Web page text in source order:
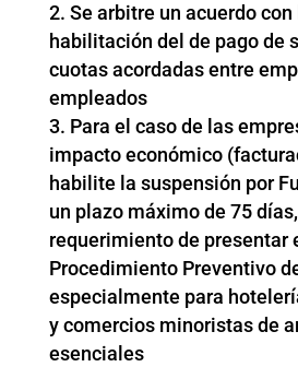
Se arbitre un acuerdo con
habilitación del de pago de
cuotas acordadas entre
empleados
Para el caso de las
impacto económico
habilite la suspensión por
un plazo máximo de 75
requerimiento de presentar
Procedimiento Preventivo
especialmente para
y comercios minoristas de
esenciales